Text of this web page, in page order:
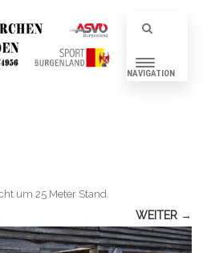
NAVIGATION
um 25 Meter Stand.
WEITER →